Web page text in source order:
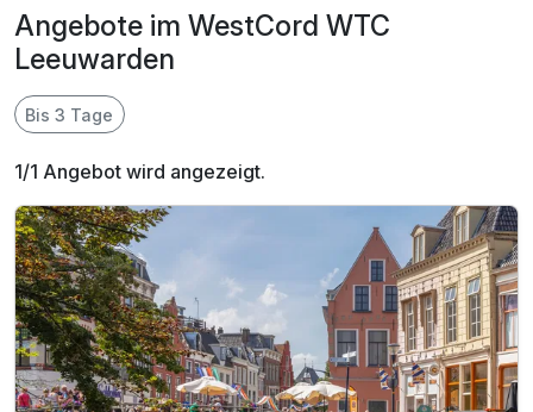
Angebote im WestCord WTC
Leeuwarden
Bis 3 Tage
1/1 Angebot wird angezeigt.